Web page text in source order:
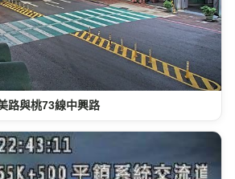
路與桃73線中興路